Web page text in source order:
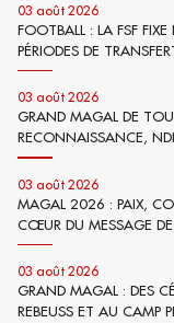
03 août 2026
FOOTBALL : LA FSF
PÉRIODES DE
03 août 2026
GRAND MAGAL DE
RECONNAISSANCE,
03 août 2026
MAGAL 2026 : PAIX,
CŒUR DU MESSAGE
03 août 2026
GRAND MAGAL : DES
REBEUSS ET AU CAMP